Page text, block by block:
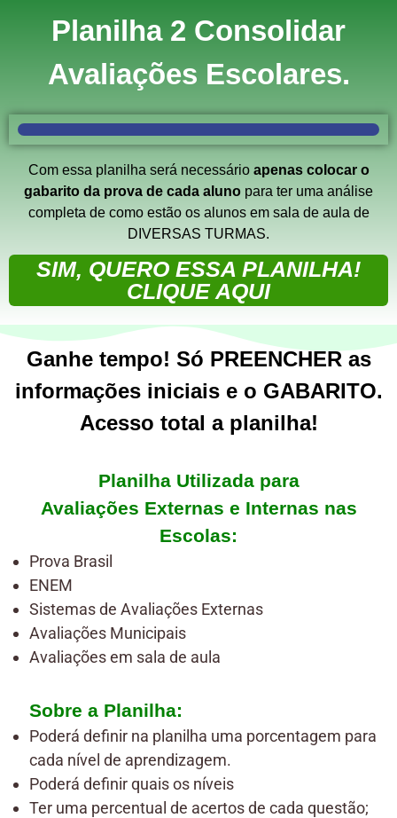
Planilha 2 Consolidar
Avaliações Escolares.
Com essa planilha será necessário apenas colocar o
gabarito da prova de cada aluno para ter uma análise
completa de como estão os alunos em sala de aula de
DIVERSAS TURMAS.
SIM, QUERO ESSA PLANILHA!
CLIQUE AQUI
Ganhe tempo! Só PREENCHER as
informações iniciais e o GABARITO.
Acesso total a planilha!
Planilha Utilizada para
Avaliações Externas e Internas nas
Escolas:
Prova Brasil
ENEM
Sistemas de Avaliações Externas
Avaliações Municipais
Avaliações em sala de aula
Sobre a Planilha:
Poderá definir na planilha uma porcentagem para
cada nível de aprendizagem.
Poderá definir quais os níveis
Ter uma percentual de acertos de cada questão;